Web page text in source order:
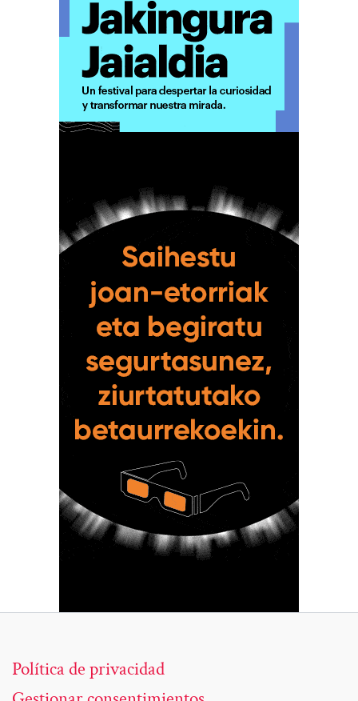
Política de privacidad